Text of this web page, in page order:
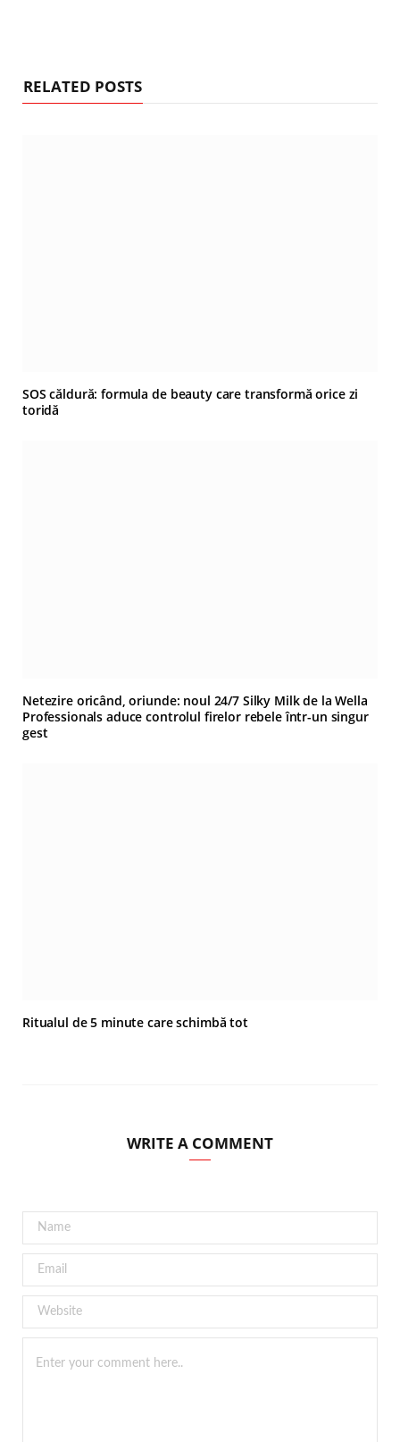
RELATED POSTS
SOS căldură: formula de beauty care transformă orice zi
toridă
Netezire oricând, oriunde: noul 24/7 Silky Milk de la Wella
Professionals aduce controlul firelor rebele într-un singur
gest
Ritualul de 5 minute care schimbă tot
WRITE A COMMENT